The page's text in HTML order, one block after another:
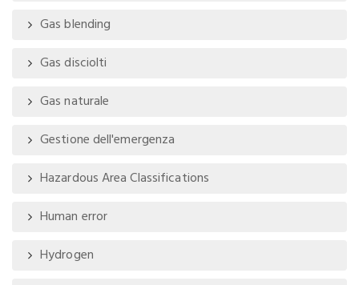
Gas blending
Gas disciolti
Gas naturale
Gestione dell'emergenza
Hazardous Area Classifications
Human error
Hydrogen